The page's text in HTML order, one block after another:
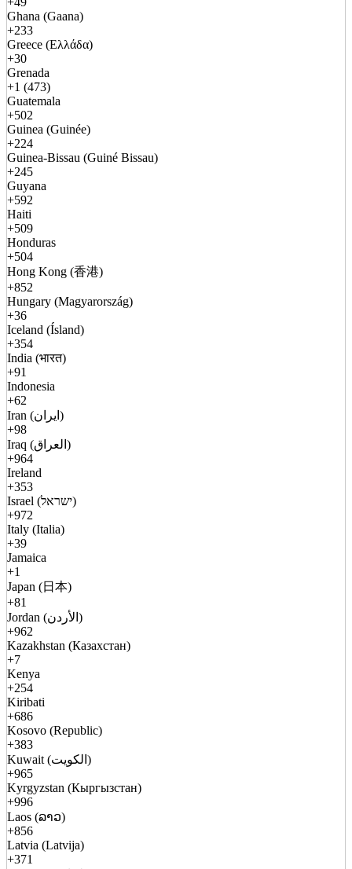
Ghana (Gaana)
+233
Greece (Ελλάδα)
+30
Grenada
+1 (473)
Guatemala
+502
Guinea (Guinée)
+224
Guinea-Bissau (Guiné Bissau)
+245
Guyana
+592
Haiti
+509
Honduras
+504
Hong Kong (香港)
+852
Hungary (Magyarország)
+36
Iceland (Ísland)
+354
India (भारत)
+91
Indonesia
+62
Iran (ایران)
+98
Iraq (العراق)
+964
Ireland
+353
Israel (ישראל)
+972
Italy (Italia)
+39
Jamaica
+1
Japan (日本)
+81
Jordan (الأردن)
+962
Kazakhstan (Казахстан)
+7
Kenya
+254
Kiribati
+686
Kosovo (Republic)
+383
Kuwait (الكويت)
+965
Kyrgyzstan (Кыргызстан)
+996
Laos (ລາວ)
+856
Latvia (Latvija)
+371